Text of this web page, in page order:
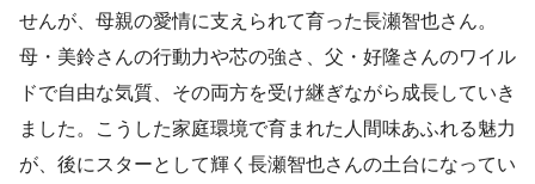
せんが、母親の愛情に支えられて育った長瀬智也さん。
母・美鈴さんの行動力や芯の強さ、父・好隆さんのワイル
ドで自由な気質、その両方を受け継ぎながら成長していき
ました。こうした家庭環境で育まれた人間味あふれる魅力
が、後にスターとして輝く長瀬智也さんの土台になってい